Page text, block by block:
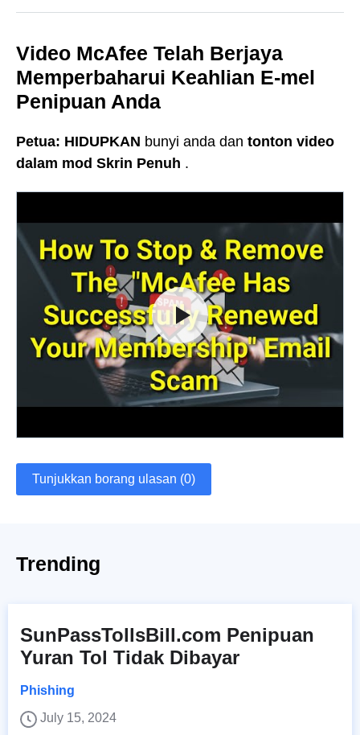
Video McAfee Telah Berjaya
Memperbaharui Keahlian E-mel
Penipuan Anda
Petua: HIDUPKAN bunyi anda dan tonton video
dalam mod Skrin Penuh .
Tunjukkan borang ulasan (0)
Trending
SunPassTollsBill.com Penipuan
Yuran Tol Tidak Dibayar
Phishing
July 15, 2024